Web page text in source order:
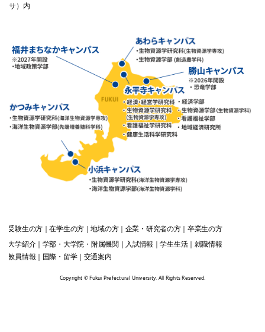
サ）内
受験生の方 在学生の方 地域の方 企業・研究者の方 卒業生の方
大学紹介
学部・大学院・附属機関 入試情報 学生生活
就職情報
教員情報
国際・留学 交通案内
Copyright © Fukui Prefectural University. All Rights Reserved.